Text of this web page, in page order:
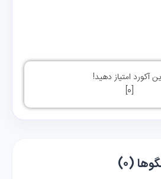
آکورد امتیاز دهید!
[
0
]
(۰)